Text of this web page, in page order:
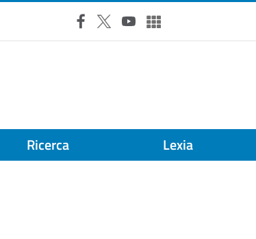
Facebook
X YouTubeAltri social
Ricerca Lexia